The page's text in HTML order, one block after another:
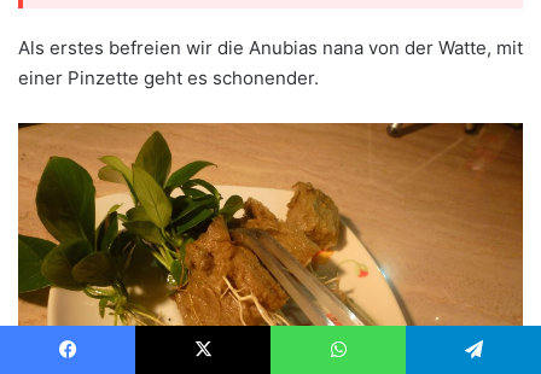
Als erstes befreien wir die Anubias nana von der Watte, mit
einer Pinzette geht es schonender.